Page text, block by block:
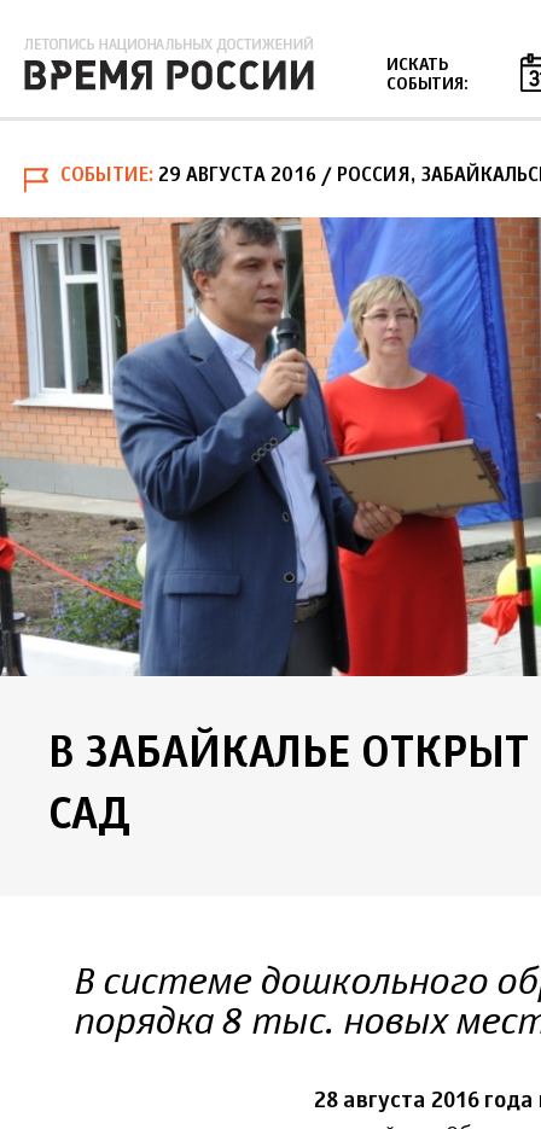
ИСКАТЬ
СОБЫТИЯ:
СОБЫТИЕ 29 АВГУСТА 2016 / РОССИЯ,
В ЗАБАЙКАЛЬЕ
САД
В системе дошкольного
порядка 8 тыс. новых
28 августа 2016 года